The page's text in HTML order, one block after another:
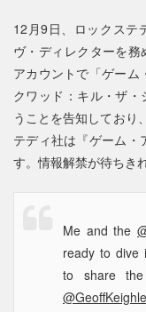
12月9日、ロックステ
ヴ・ディレクターを務
アカウントで「ゲーム
クワッド：キル・ザ
うことを告知しており
テディ社は『ゲーム
す。情報解禁が待ちき
Me and the
ready to dive
to share